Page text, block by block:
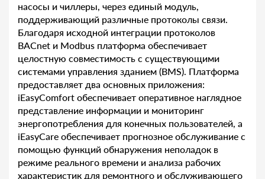
насосы и чиллеры, через единый модуль,
поддерживающий различные протоколы связи.
Благодаря исходной интеграции протоколов
BACnet и Modbus платформа обеспечивает
целостную совместимость с существующими
системами управления зданием (BMS). Платформа
предоставляет два основных приложения:
iEasyComfort обеспечивает оперативное наглядное
представление информации и мониторинг
энергопотребления для конечных пользователей, а
iEasyCare обеспечивает прогнозное обслуживание с
помощью функций обнаружения неполадок в
режиме реального времени и анализа рабочих
характеристик для ремонтного и обслуживающего